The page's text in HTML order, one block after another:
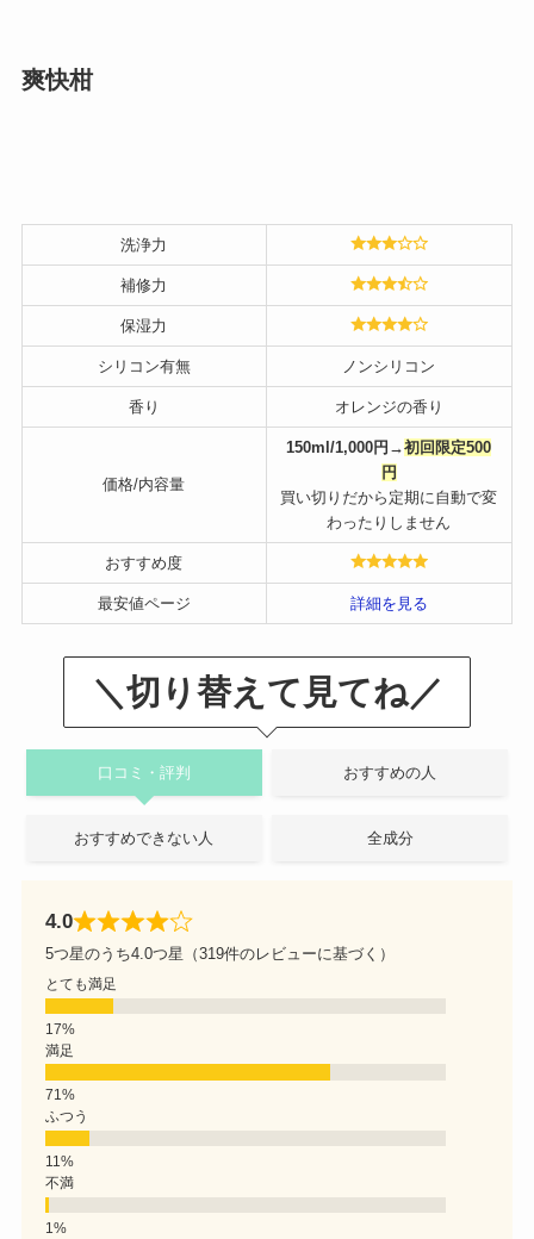
爽快柑
洗浄力
補修力
保湿力
シリコン有無 ノンシリコン
香り オレンジの香り
価格/内容量
150ml/1,000円→初回限定500
円
買い切りだから定期に自動で変
わったりしません
おすすめ度
最安値ページ 詳細を見る
＼切り替えて見てね／
口コミ・評判 おすすめの人
おすすめできない人 全成分
4.0
5つ星のうち4.0つ星（319件のレビューに基づく）
とても満足
満足
ふつう
不満